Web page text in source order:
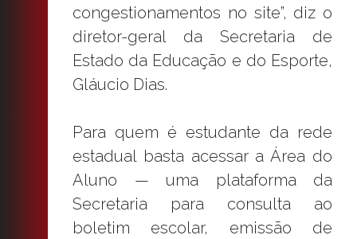
congestionamentos no site”, diz o
diretor-geral da Secretaria de
Estado da Educação e do Esporte,
Gláucio Dias.
Para quem é estudante da rede
estadual basta acessar a Área do
Aluno — uma plataforma da
Secretaria para consulta ao
boletim escolar, emissão de